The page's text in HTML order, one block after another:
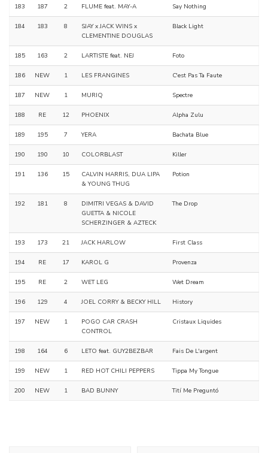
183 187 2 FLUME feat. MAY-A Say Nothing
184 183 8
SJAY x JACK WINS x
CLEMENTINE DOUGLAS
Black Light
185 163 2 LARTISTE feat. NEJ Foto
186 NEW 1 LES FRANGINES C'est Pas Ta Faute
187 NEW 1 MURIQ Spectre
188 RE 12 PHOENIX Alpha Zulu
189 195 7 YERA Bachata Blue
190 190 10 COLORBLAST Killer
191 136 15
CALVIN HARRIS, DUA LIPA
& YOUNG THUG
Potion
192 181 8
DIMITRI VEGAS & DAVID
GUETTA & NICOLE
SCHERZINGER & AZTECK
The Drop
193 173 21 JACK HARLOW First Class
194 RE 17 KAROL G Provenza
195 RE 2 WET LEG Wet Dream
196 129 4 JOEL CORRY & BECKY HILL History
197 NEW 1
POGO CAR CRASH
CONTROL
Cristaux Liquides
198 164 6 LETO feat. GUY2BEZBAR Fais De L'argent
199 NEW 1 RED HOT CHILI PEPPERS Tippa My Tongue
200 NEW 1 BAD BUNNY Tití Me Preguntó